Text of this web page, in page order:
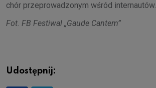
chór przeprowadzonym wśród internautów.
Fot. FB Festiwal „Gaude Cantem”
Udostępnij: